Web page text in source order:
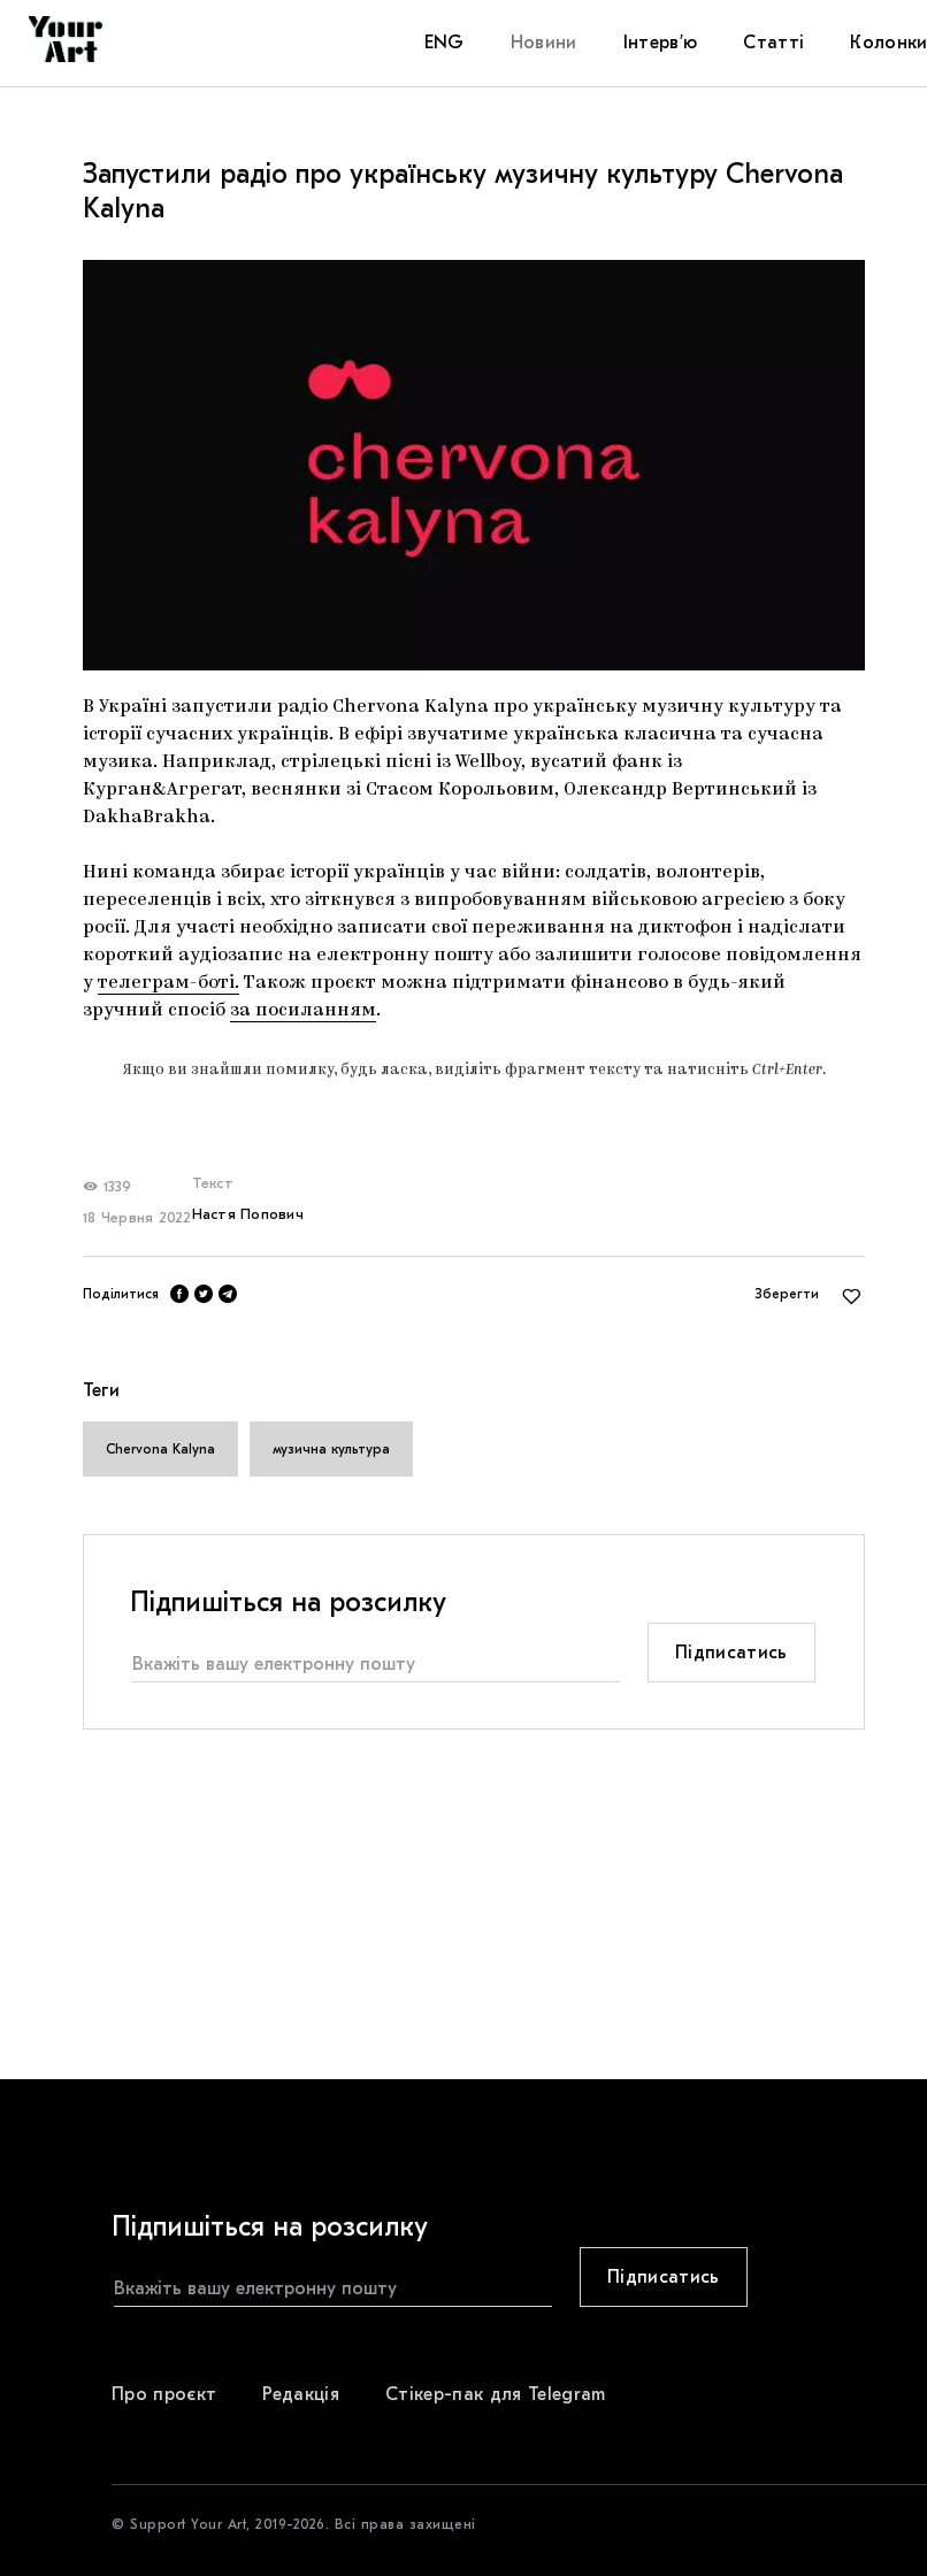
ENG Новини Інтерв’ю Статті Колонки
Запустили радіо про українську музичну культуру Chervona
Kalyna
В Україні запустили радіо Chervona Kalyna про українську музичну культуру та
історії сучасних українців. В ефірі звучатиме українська класична та сучасна
музика. Наприклад, стрілецькі пісні із Wellboy, вусатий фанк із
Курган&Агрегат, веснянки зі Стасом Корольовим, Олександр Вертинський із
DakhaBrakha.
Нині команда збирає історії українців у час війни: солдатів, волонтерів,
переселенців і всіх, хто зіткнувся з випробовуванням військовою агресією з боку
росії. Для участі необхідно записати свої переживання на диктофон і надіслати
короткий аудіозапис на електронну пошту або залишити голосове повідомлення
у телеграм-боті. Також проєкт можна підтримати фінансово в будь-який
зручний спосіб за посиланням.
Якщо ви знайшли помилку, будь ласка, виділіть фрагмент тексту та натисніть Ctrl+Enter.
1339
18 Червня 2022
Текст
Настя Попович
Поділитися Зберегти
Теги
Chervona Kalyna музична культура
Підпишіться на розсилку
Підписатись
Підпишіться на розсилку
Підписатись
Про проєкт Редакція Стікер-пак для Telegram
© Support Your Art, 2019-2026. Всі права захищені